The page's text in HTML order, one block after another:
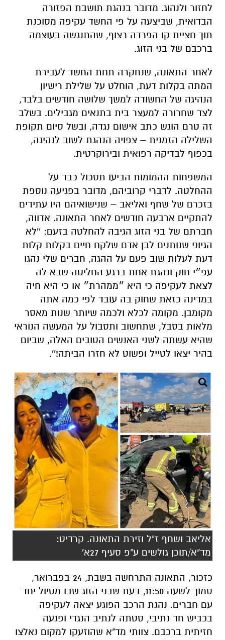
לחזור ולנהוג. מדובר בנהגת תושבת הפזורה
הבדואית, שביצעה על פי החשד עקיפה מסוכנת
תוך חציית קו הפרדה רצוף, שהתנגשה בעוצמה
ברכבם של בני הזוג.
לאחר התאונה, שנחקרה תחת החשד לעבירת
המתה בקלות דעת, הוחלט על שלילת רישיון
הנהיגה של החשודה למשך שלושה חודשים בלבד,
לצד שחרורה למעצר בית בתנאים מגבילים. בשלב
זה טרם הוגש כתב אישום נגדה, ובשל סיום תקופת
השלילה הזמנית – צפויה הנהגת לשוב לנהיגה,
בכפוף לבדיקה רפואית ובירוקרטית.
המשפחות ההמומות הביעו תסכול כבד על
ההחלטה. לדברי קרוביהם, מדובר בפגיעה נוספת
בזכרם של שחף ואליאב – שנישואיהם היו עתידים
להתקיים ארבעה חודשים לאחר התאונה. אדווה,
חברתם של בני הזוג הגיבה להחלטה בזעם: ''לא
הגיוני שנותנים לבן אדם שלקח חיים בקלות קלות
דעת לעלות שוב פעם על ההגה, חברים שלי נהגו
עפ״י חוק ונהגת אחת ברגע החליטה שבא לה
לצאת לעקיפה כי היא ״ממהרת״ או כי היא חיה
במדינה כזאת שחוק בה עובד לפי כמה אתה
מקומבן. מקומה לכלא ולכמה שיותר שנות מאסר
מלאות בסבל, שתחשוב ותסבול על המעשה הנוראי
שהיא עשתה לשני האנשים הטובים האלה, שביום
בהיר יצאו לטייל ופשוט לא חזרו הביתה!''.
אליאב ושחף ז"ל וזירת התאונה. קרדיט:
מד"א/תוכן גולשים ע"פ סעיף 27א'
כזכור, התאונה התרחשה בשבת, 24 בפברואר,
סמוך לשעה 11:50, בעת שבני הזוג שבו מטיול יחד
עם חברים. נהגת הרכב הפוגע יצאה לעקיפה
בכביש חד נתיבי, סטתה לנתיב הנגדי ופגעה
חזיתית ברכבם. צוותי מד"א שהוזעקו למקום נאלצו